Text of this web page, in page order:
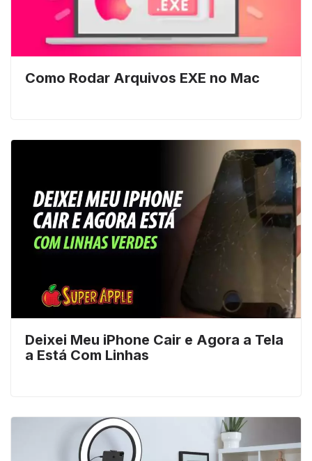
Como Rodar Arquivos EXE no Mac
Deixei Meu iPhone Cair e Agora a Tela
a Está Com Linhas